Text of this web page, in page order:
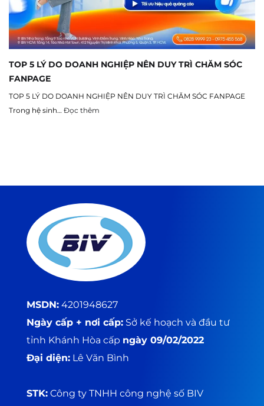
TOP 5 LÝ DO DOANH NGHIỆP NÊN DUY TRÌ CHĂM SÓC
FANPAGE
TOP 5 LÝ DO DOANH NGHIỆP NÊN DUY TRÌ CHĂM SÓC FANPAGE
Trong hệ sinh… Đọc thêm
MSDN: 4201948627
Ngày cấp + nơi cấp: Sở kế hoạch và đầu tư
tỉnh Khánh Hòa cấp ngày 09/02/2022
Đại diện: Lê Văn Bình
STK: Công ty TNHH công nghệ số BIV